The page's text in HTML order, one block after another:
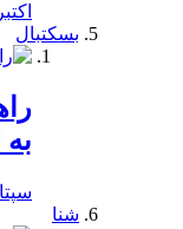
اکتبر 15, 2019
بسکتبال
به
سپتامبر
شنا